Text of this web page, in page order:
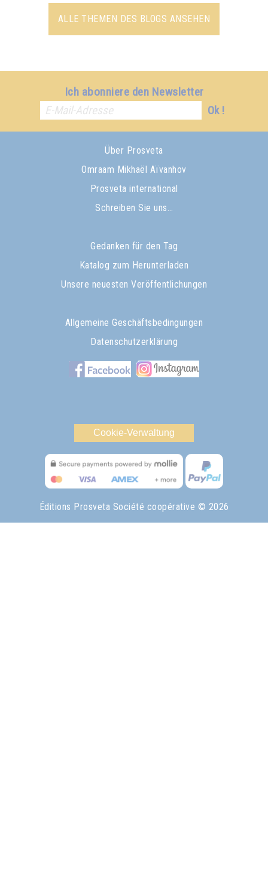
ALLE THEMEN DES BLOGS ANSEHEN
Ich abonniere den Newsletter
Ok !
Über Prosveta
Omraam Mikhaël Aïvanhov
Prosveta international
Schreiben Sie uns…
Gedanken für den Tag
Katalog zum Herunterladen
Unsere neuesten Veröffentlichungen
Allgemeine Geschäftsbedingungen
Datenschutzerklärung
Cookie-Verwaltung
Éditions Prosveta Société coopérative © 2026